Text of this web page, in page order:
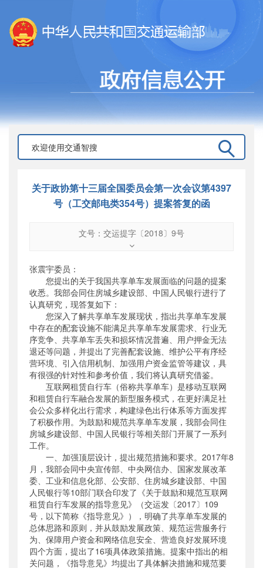
关于政协第十三届全国委员会第一次会议第4397
号（工交邮电类354号）提案答复的函
文号：交运提字〔2018〕9号
交运提字〔2018〕9号
公开日期：2018年06月19日
主题词：
共享单车;政协;提案;答复
机构分类：运输服务司
主题分类：公众参与
公文类型：其他
张震宇委员：
您提出的关于我国共享单车发展面临的问题的提案
收悉。我部会同住房城乡建设部、中国人民银行进行了
认真研究，现答复如下：
您深入了解共享单车发展现状，指出共享单车发展
中存在的配套设施不能满足共享单车发展需求、行业无
序竞争、共享单车丢失和损坏情况普遍、用户押金无法
退还等问题，并提出了完善配套设施、维护公平有序经
营环境、引入信用机制、加强用户资金监管等建议，具
有很强的针对性和参考价值，我们将认真研究借鉴。
互联网租赁自行车（俗称共享单车）是移动互联网
和租赁自行车融合发展的新型服务模式，在更好满足社
会公众多样化出行需求，构建绿色出行体系等方面发挥
了积极作用。为鼓励和规范共享单车发展，我部会同住
房城乡建设部、中国人民银行等相关部门开展了一系列
工作。
一、加强顶层设计，提出规范措施和要求。2017年8
月，我部会同中央宣传部、中央网信办、国家发展改革
委、工业和信息化部、公安部、住房城乡建设部、中国
人民银行等10部门联合印发了《关于鼓励和规范互联网
租赁自行车发展的指导意见》（交运发〔2017〕109
号，以下简称《指导意见》），明确了共享单车发展的
总体思路和原则，并从鼓励发展政策、规范运营服务行
为、保障用户资金和网络信息安全、营造良好发展环境
四个方面，提出了16项具体政策措施。提案中指出的相
关问题，《指导意见》均提出了具体解决措施和规范要